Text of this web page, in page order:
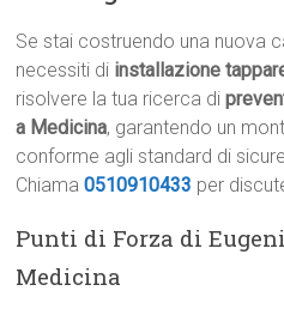
Se stai costruendo una nuova
necessiti di installazione
risolvere la tua ricerca di
a Medicina, garantendo un
conforme agli standard di
Chiama0510910433 per
Punti di Forza di
Medicina